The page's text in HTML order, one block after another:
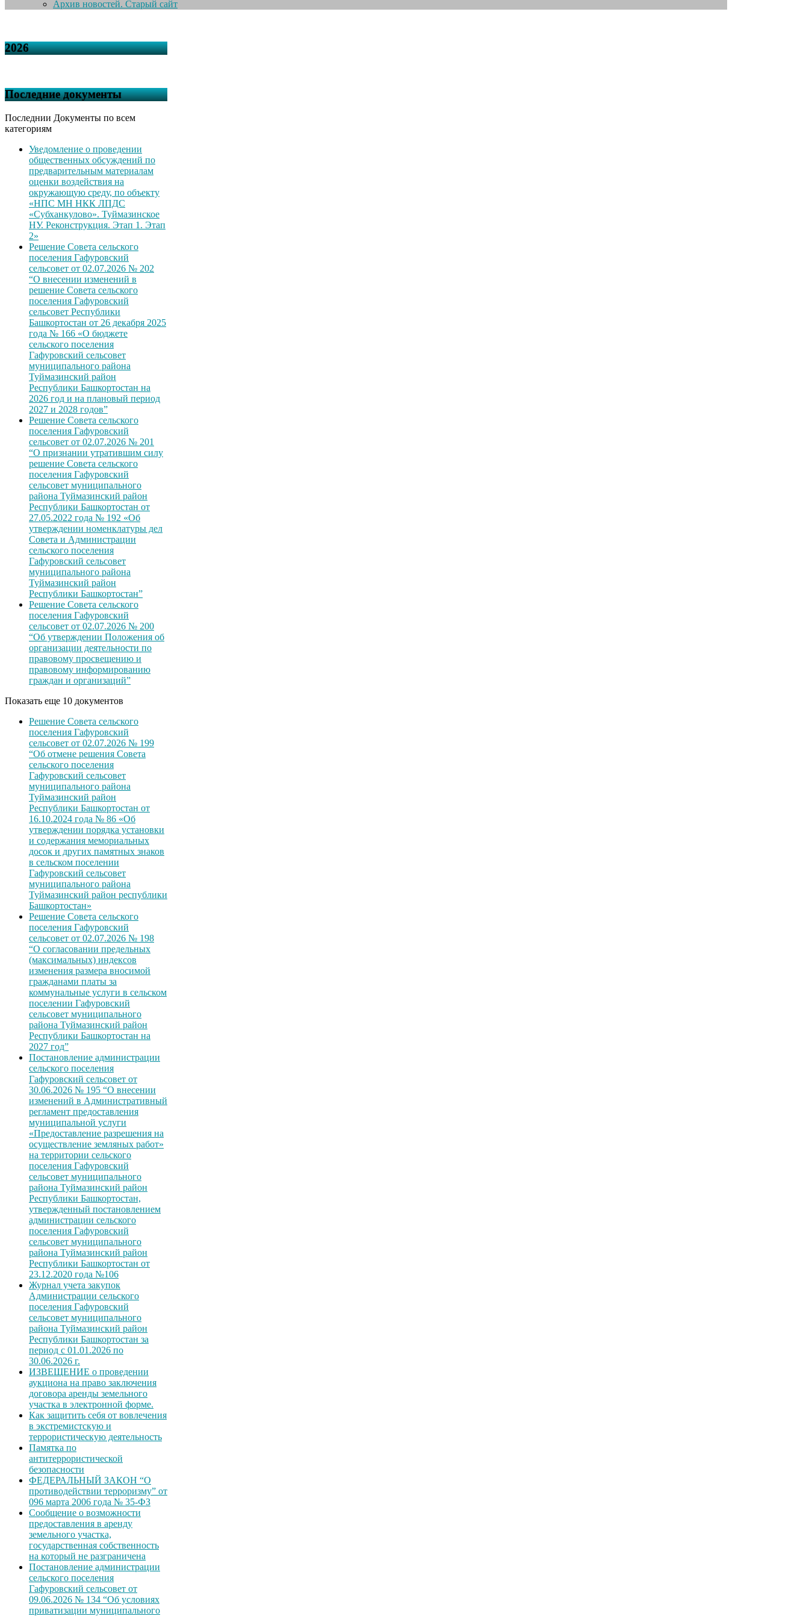
Архив новостей. Старый сайт
2026
Последние документы
Последнии Документы по всем
категориям
Уведомление о проведении
общественных обсуждений по
предварительным материалам
оценки воздействия на
окружающую среду, по объекту
«НПС МН НКК ЛПДС
«Субханкулово». Туймазинское
НУ. Реконструкция. Этап 1. Этап
2»
Решение Совета сельского
поселения Гафуровский
сельсовет от 02.07.2026 № 202
“О внесении изменений в
решение Совета сельского
поселения Гафуровский
сельсовет Республики
Башкортостан от 26 декабря 2025
года № 166 «О бюджете
сельского поселения
Гафуровский сельсовет
муниципального района
Туймазинский район
Республики Башкортостан на
2026 год и на плановый период
2027 и 2028 годов”
Решение Совета сельского
поселения Гафуровский
сельсовет от 02.07.2026 № 201
“О признании утратившим силу
решение Совета сельского
поселения Гафуровский
сельсовет муниципального
района Туймазинский район
Республики Башкортостан от
27.05.2022 года № 192 «Об
утверждении номенклатуры дел
Совета и Администрации
сельского поселения
Гафуровский сельсовет
муниципального района
Туймазинский район
Республики Башкортостан”
Решение Совета сельского
поселения Гафуровский
сельсовет от 02.07.2026 № 200
“Об утверждении Положения об
организации деятельности по
правовому просвещению и
правовому информированию
граждан и организаций”
Показать еще 10 документов
Решение Совета сельского
поселения Гафуровский
сельсовет от 02.07.2026 № 199
“Об отмене решения Совета
сельского поселения
Гафуровский сельсовет
муниципального района
Туймазинский район
Республики Башкортостан от
16.10.2024 года № 86 «Об
утверждении порядка установки
и содержания мемориальных
досок и других памятных знаков
в сельском поселении
Гафуровский сельсовет
муниципального района
Туймазинский район республики
Башкортостан»
Решение Совета сельского
поселения Гафуровский
сельсовет от 02.07.2026 № 198
“О согласовании предельных
(максимальных) индексов
изменения размера вносимой
гражданами платы за
коммунальные услуги в сельском
поселении Гафуровский
сельсовет муниципального
района Туймазинский район
Республики Башкортостан на
2027 год”
Постановление администрации
сельского поселения
Гафуровский сельсовет от
30.06.2026 № 195 “О внесении
изменений в Административный
регламент предоставления
муниципальной услуги
«Предоставление разрешения на
осуществление земляных работ»
на территории сельского
поселения Гафуровский
сельсовет муниципального
района Туймазинский район
Республики Башкортостан,
утвержденный постановлением
администрации сельского
поселения Гафуровский
сельсовет муниципального
района Туймазинский район
Республики Башкортостан от
23.12.2020 года №106
Журнал учета закупок
Администрации сельского
поселения Гафуровский
сельсовет муниципального
района Туймазинский район
Республики Башкортостан за
период с 01.01.2026 по
30.06.2026 г.
ИЗВЕЩЕНИЕ о проведении
аукциона на право заключения
договора аренды земельного
участка в электронной форме.
Как защитить себя от вовлечения
в экстремистскую и
террористическую деятельность
Памятка по
антитеррористической
безопасности
ФЕДЕРАЛЬНЫЙ ЗАКОН “О
противодействии терроризму” от
096 марта 2006 года № 35-ФЗ
Сообщение о возможности
предоставления в аренду
земельного участка,
государственная собственность
на который не разграничена
Постановление администрации
сельского поселения
Гафуровский сельсовет от
09.06.2026 № 134 “Об условиях
приватизации муниципального